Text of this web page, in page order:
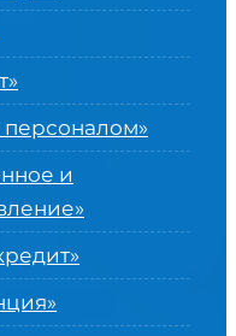
персоналом»
и